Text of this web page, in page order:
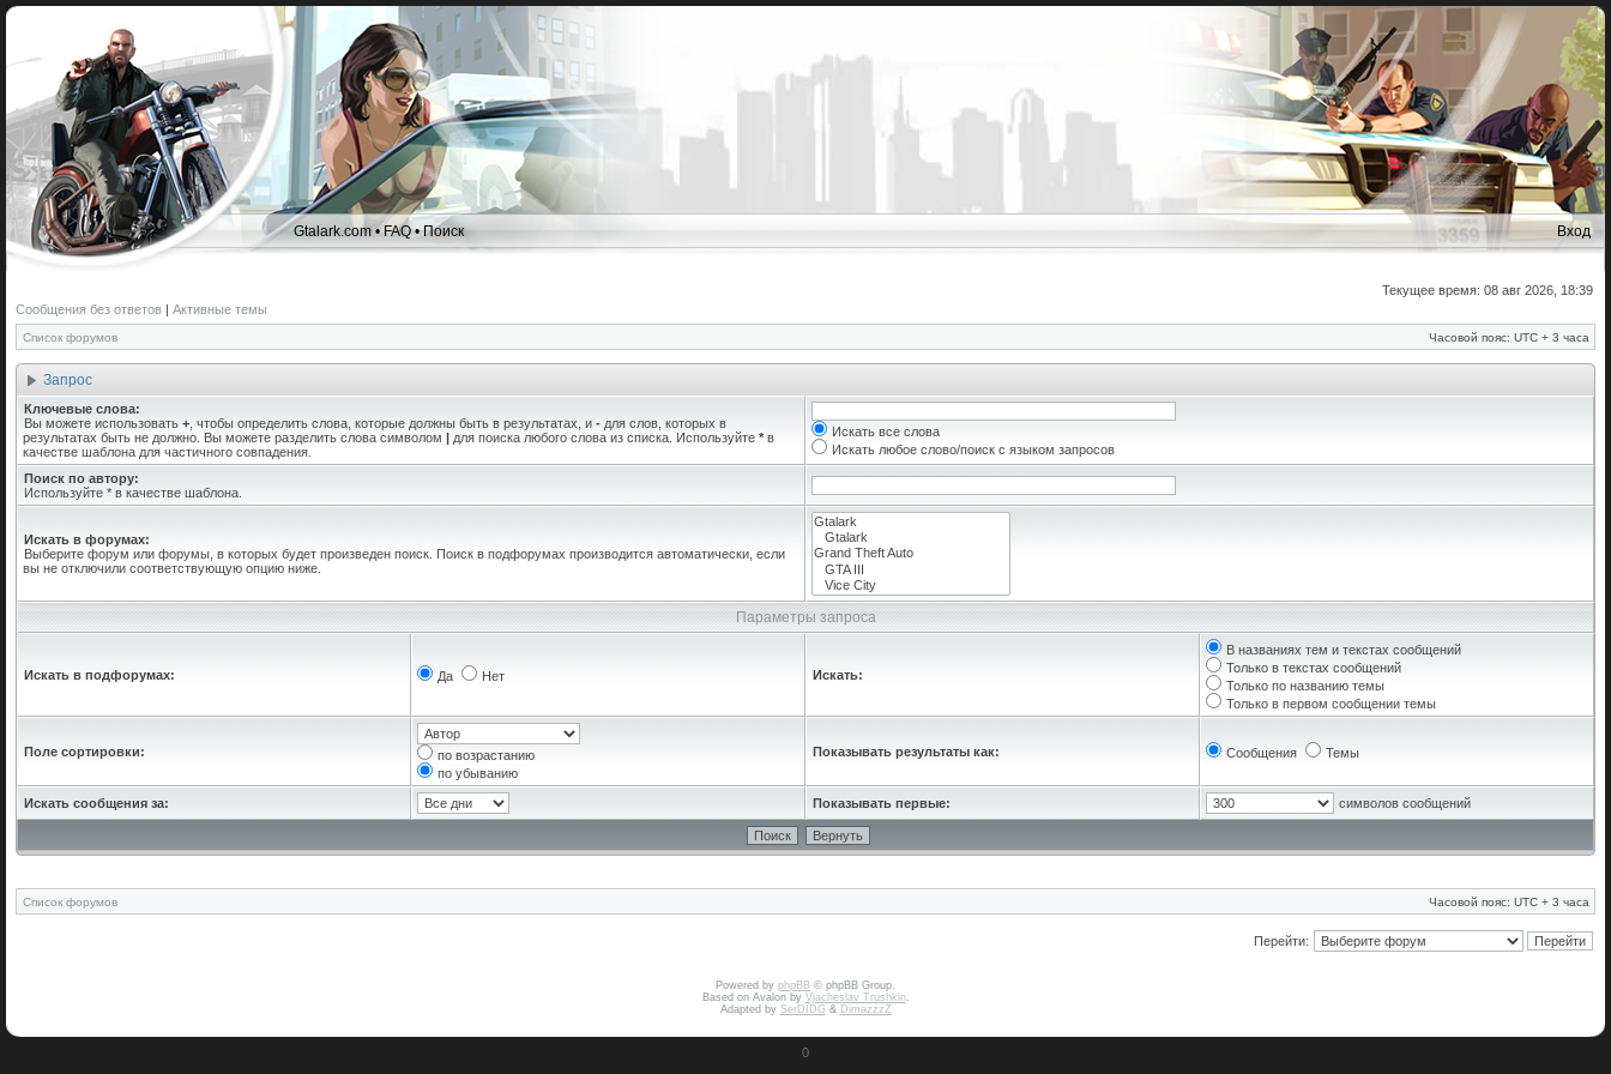
Gtalark.com •FAQ•Поиск Вход
Текущее время: 08 авг 2026, 18:39
Сообщения без ответов | Активные темы
Список форумов Часовой пояс: UTC + 3 часа
Запрос
Ключевые слова:
Вы можете использовать + , чтобы определить слова, которые должны быть в результатах, и - для слов, которых в
результатах быть не должно. Вы можете разделить слова символом | для поиска любого слова из списка. Используйте *в
качестве шаблона для частичного совпадения.
Искать все слова
Искать любое слово/поиск с языком запросов
Поиск по автору:
Используйте * в качестве шаблона.
Искать в форумах:
Выберите форум или форумы, в которых будет произведен поиск. Поиск в подфорумах производится автоматически, если
вы не отключили соответствующую опцию ниже.
Параметры запроса
Искать в подфорумах: Да Нет Искать:
В названиях тем и текстах сообщений
Только в текстах сообщений
Только по названию темы
Только в первом сообщении темы
Поле сортировки:
по возрастанию
по убыванию
Показывать результаты как: Сообщения Темы
Искать сообщения за: Показывать первые: символов сообщений
Список форумов Часовой пояс: UTC + 3 часа
Перейти:
Powered by phpBB © phpBB Group.
Based on Avalon by Vjacheslav Trushkin.
Adapted by SerDIDG& DimazzzZ
0